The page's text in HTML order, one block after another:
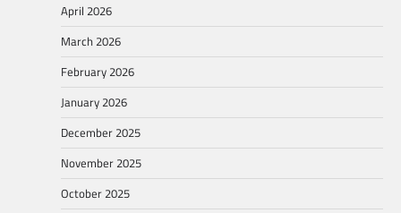
April 2026
March 2026
February 2026
January 2026
December 2025
November 2025
October 2025